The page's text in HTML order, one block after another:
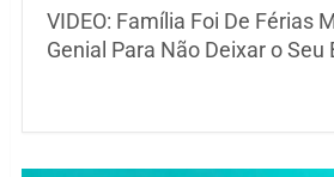
VIDEO: Família Foi De Férias
Genial Para Não Deixar o Seu